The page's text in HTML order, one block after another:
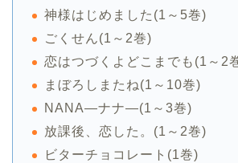
神様はじめました(1～5巻)
ごくせん(1～2巻)
恋はつづくよどこまでも(1～2
まぼろしまたね(1～10巻)
NANA―ナナ―(1～3巻)
放課後、恋した。(1～2巻)
ビターチョコレート(1巻)